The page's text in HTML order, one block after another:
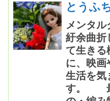
とうふ
メンタ
紆余曲折
て生きる
に、映画
生活を気
す。 最